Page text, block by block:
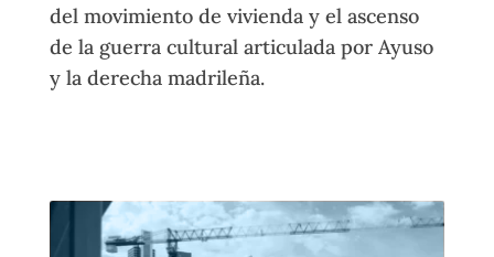
del movimiento de vivienda y el ascenso
de la guerra cultural articulada por Ayuso
y la derecha madrileña.